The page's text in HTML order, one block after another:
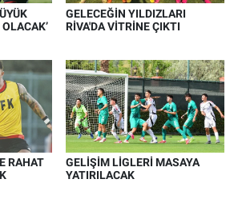
GELECEĞİN YILDIZLARI
RİVA'DA VİTRİNE ÇIKTI
RAHAT
GELİŞİM LİGLERİ MASAYA
YATIRILACAK